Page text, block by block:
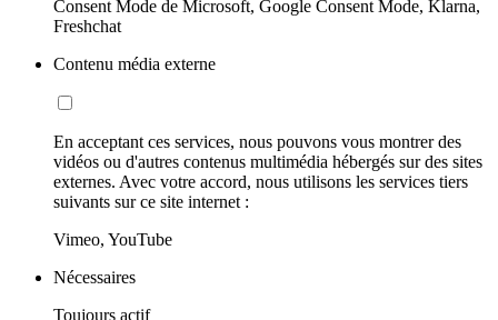
Consent Mode de Microsoft, Google Consent Mode, Klarna,
Freshchat
Contenu média externe
En acceptant ces services, nous pouvons vous montrer des
vidéos ou d'autres contenus multimédia hébergés sur des sites
externes. Avec votre accord, nous utilisons les services tiers
suivants sur ce site internet :
Vimeo, YouTube
Nécessaires
Toujours actif